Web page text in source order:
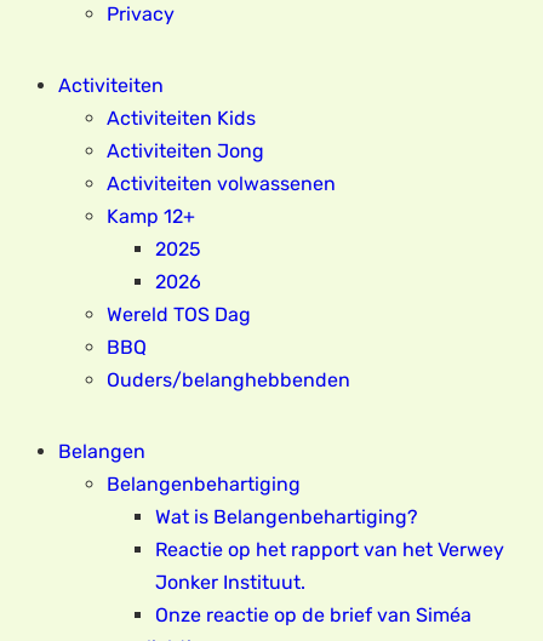
Privacy
Activiteiten
Activiteiten Kids
Activiteiten Jong
Activiteiten volwassenen
Kamp 12+
2025
2026
Wereld TOS Dag
BBQ
Ouders/belanghebbenden
Belangen
Belangenbehartiging
Wat is Belangenbehartiging?
Reactie op het rapport van het Verwey
Jonker Instituut.
Onze reactie op de brief van Siméa